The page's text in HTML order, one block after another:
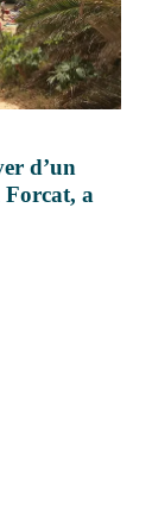
d’un
Forcat, a